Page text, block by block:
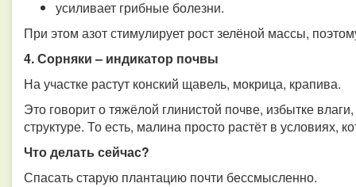
усиливает грибные болезни.
При этом азот стимулирует рост зелёной массы,
4.Сорняки – индикатор почвы
На участке растут конский щавель, мокрица, крапива.
Это говорит о тяжёлой глинистой почве, избытке
структуре. То есть, малина просто растёт в условиях,
Что делать сейчас?
Спасать старую плантацию почти бессмысленно.